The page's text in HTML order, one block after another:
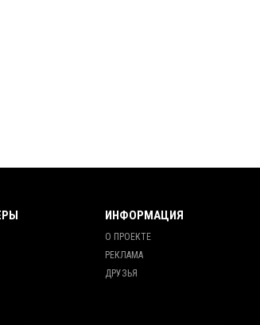
ИНФОРМАЦИЯ
О ПРОЕКТЕ
РЕКЛАМА
ДРУЗЬЯ